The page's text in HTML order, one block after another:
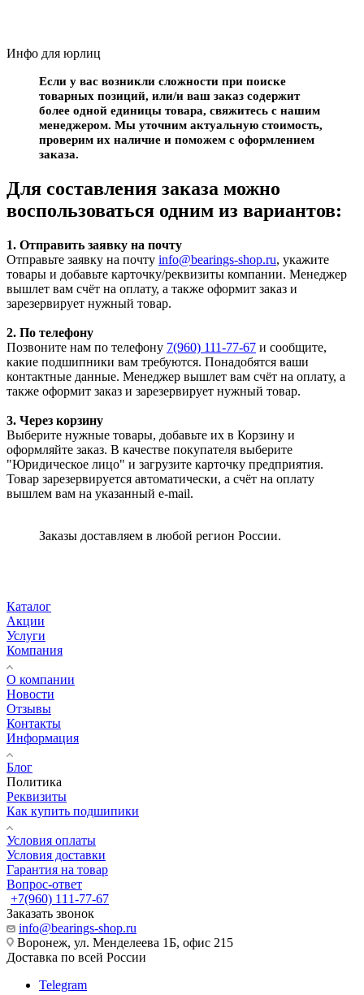
Инфо для юрлиц
Если у вас возникли сложности при поиске
товарных позиций, или/и ваш заказ содержит
более одной единицы товара, свяжитесь с нашим
менеджером. Мы уточним актуальную стоимость,
проверим их наличие и поможем с оформлением
заказа.
Для составления заказа можно
воспользоваться одним из вариантов:
1. Отправить заявку на почту
Отправьте заявку на почту info@bearings-shop.ru, укажите
товары и добавьте карточку/реквизиты компании. Менеджер
вышлет вам счёт на оплату, а также оформит заказ и
зарезервирует нужный товар.
2. По телефону
Позвоните нам по телефону 7(960) 111-77-67 и сообщите,
какие подшипники вам требуются. Понадобятся ваши
контактные данные. Менеджер вышлет вам счёт на оплату, а
также оформит заказ и зарезервирует нужный товар.
3. Через корзину
Выберите нужные товары, добавьте их в Корзину и
оформляйте заказ. В качестве покупателя выберите
"Юридическое лицо" и загрузите карточку предприятия.
Товар зарезервируется автоматически, а счёт на оплату
вышлем вам на указанный e-mail.
Заказы доставляем в любой регион России.
Каталог
Акции
Услуги
Компания
О компании
Новости
Отзывы
Контакты
Информация
Блог
Политика
Реквизиты
Как купить подшипики
Условия оплаты
Условия доставки
Гарантия на товар
Вопрос-ответ
+7(960) 111-77-67
Заказать звонок
info@bearings-shop.ru
Воронеж, ул. Менделеева 1Б, офис 215
Доставка по всей России
Telegram